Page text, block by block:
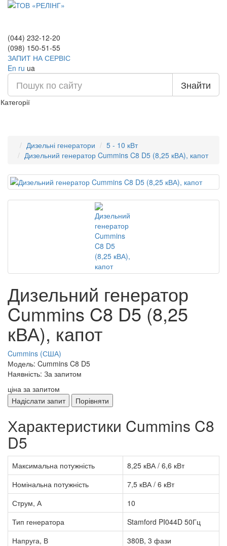
(044) 232-12-20
(098) 150-51-55
ЗАПИТ НА СЕРВІС
En ru ua
Знайти
Категорії
Дизельні генератори
5 - 10 кВт
Дизельний генератор Cummins C8 D5 (8,25 кВА), капот
Дизельний генератор
Cummins C8 D5 (8,25
кВА), капот
Cummins (США)
Модель: Cummins C8 D5
Наявність: За запитом
ціна за запитом
Надіслати запит
Порівняти
Характеристики Cummins C8
D5
Максимальна потужність
8,25 кВА / 6,6 кВт
Номінальна потужність
7,5 кВА / 6 кВт
Струм, А
10
Тип генератора
Stamford PI044D 50Гц
Напруга, В
380В, 3 фази